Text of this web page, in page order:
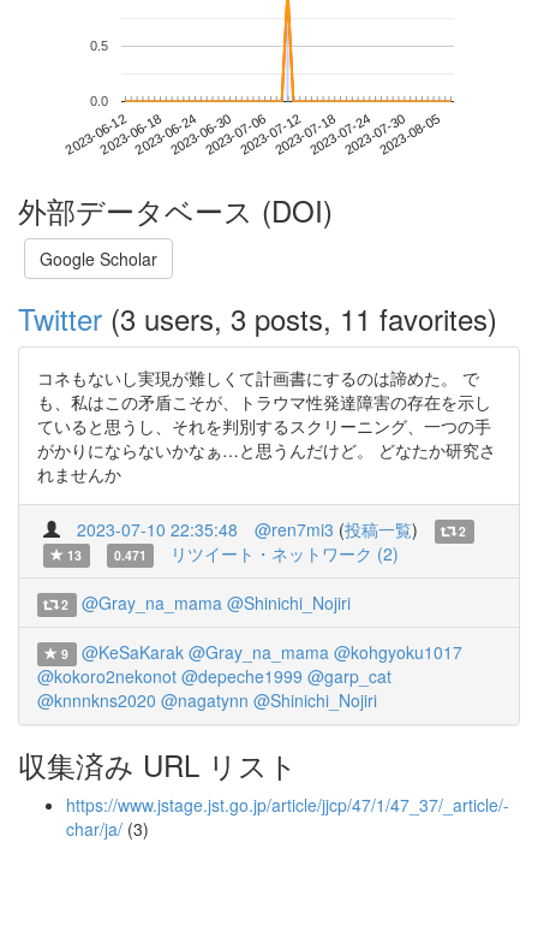
2023-06-122023-06-182023-06-242023-06-302023-07-062023-07-122023-07-182023-07-242023-07-302023-08-05
0.0
0.5
外部データベース (DOI)
Google Scholar
Twitter (3 users, 3 posts, 11 favorites)
コネもないし実現が難しくて計画書にするのは諦めた。 で
も、私はこの矛盾こそが、トラウマ性発達障害の存在を示し
ていると思うし、それを判別するスクリーニング、一つの手
がかりにならないかなぁ…と思うんだけど。 どなたか研究さ
れませんか
2023-07-10 22:35:48 @ren7mi3 (投稿一覧)
2
13
0.471 リツイート・ネットワーク (2)
2 @Gray_na_mama @Shinichi_Nojiri
9 @KeSaKarak @Gray_na_mama @kohgyoku1017
@kokoro2nekonot @depeche1999 @garp_cat
@knnnkns2020 @nagatynn @Shinichi_Nojiri
収集済み URL リスト
https://www.jstage.jst.go.jp/article/jjcp/47/1/47_37/_article/-
char/ja/ (3)